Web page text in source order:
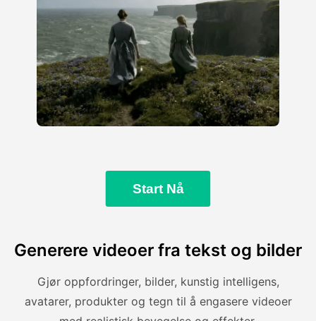
Start Nå
Generere videoer fra tekst og bilder
Gjør oppfordringer, bilder, kunstig intelligens,
avatarer, produkter og tegn til å engasere videoer